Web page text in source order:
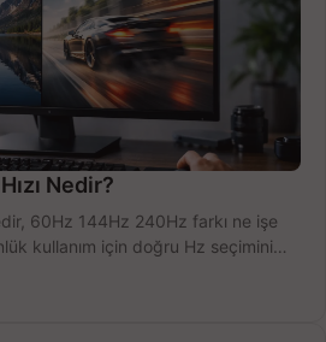
Nedir?
60Hz 144Hz 240Hz farkı ne işe
kullanım için doğru Hz seçimini